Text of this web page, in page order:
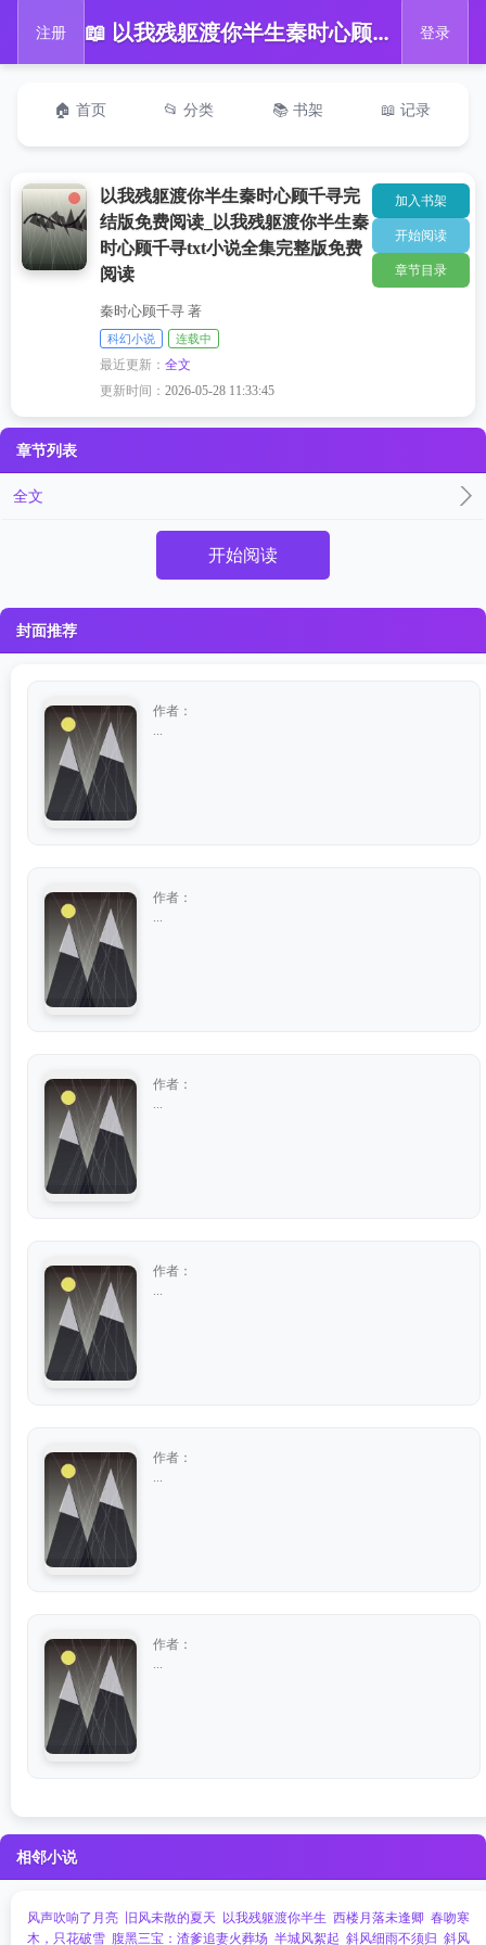
注册 📖 以我残躯渡你半生秦时心顾千寻完结版免费阅读_以我残躯渡你半生秦时心顾千寻txt小说全集完整版免费阅读 登录
🏠 首页 📂 分类 📚 书架 📖 记录
以我残躯渡你半生秦时心顾千寻完
结版免费阅读_以我残躯渡你半生秦
时心顾千寻txt小说全集完整版免费
阅读
秦时心顾千寻 著
科幻小说 连载中
最近更新：全文
更新时间：2026-05-28 11:33:45
加入书架
开始阅读
章节目录
章节列表
全文
开始阅读
封面推荐
作者：
作者：
作者：
作者：
作者：
作者：
相邻小说
风声吹响了月亮 旧风未散的夏天 以我残躯渡你半生 西楼月落未逢卿 春吻寒
木，只花破雪 腹黑三宝：渣爹追妻火葬场 半城风絮起 斜风细雨不须归 斜风